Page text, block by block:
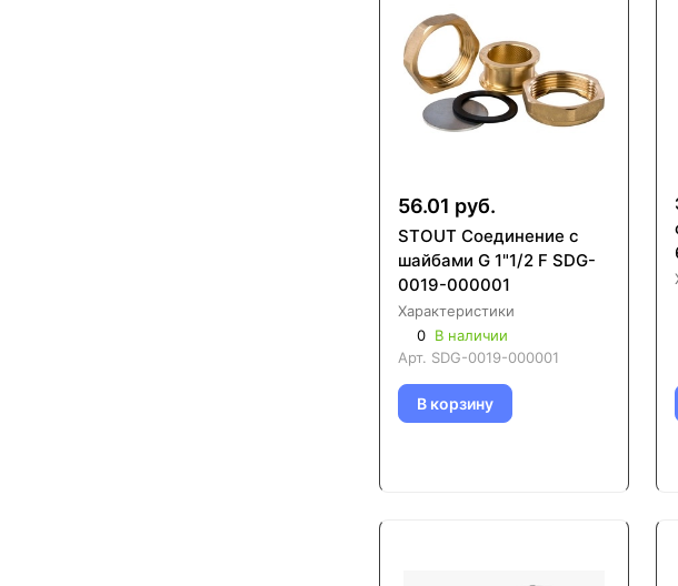
56.01 руб.
STOUT Соединение с
шайбами G 1"1/2 F SDG-
0019-000001
Характеристики
0 В наличии
Арт. SDG-0019-000001
В корзину